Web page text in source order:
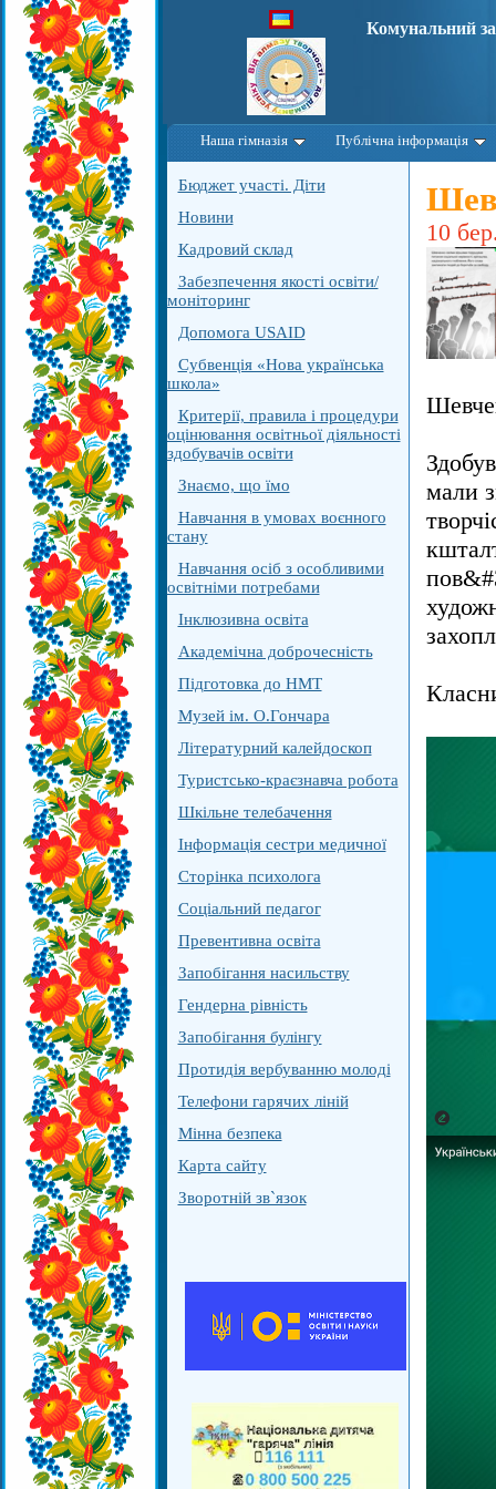
Комунальний
Наша гімназія Публічна інформація
Бюджет участі. Діти
Новини
Кадровий склад
Забезпечення якості освіти/
моніторинг
Допомога USAID
Субвенція «Нова українська
школа»
Критерії, правила і процедури
оцінювання освітньої діяльності
здобувачів освіти
Знаємо, що їмо
Навчання в умовах воєнного
стану
Навчання осіб з особливими
освітніми потребами
Інклюзивна освіта
Академічна доброчесність
Підготовка до НМТ
Музей ім. О.Гончара
Літературний калейдоскоп
Туристсько-краєзнавча робота
Шкільне телебачення
Інформація сестри медичної
Сторінка психолога
Соціальний педагог
Превентивна освіта
Запобігання насильству
Гендерна рівність
Запобігання булінгу
Протидія вербуванню молоді
Телефони гарячих ліній
Мінна безпека
Карта сайту
Зворотній зв`язок
10
мали